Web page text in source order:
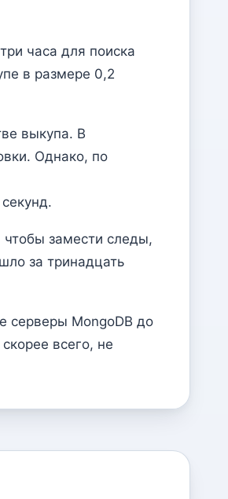
часа для поиска
в размере 0,2
выкупа. В
Однако, по
замести следы,
за тринадцать
серверы MongoDB до
всего, не